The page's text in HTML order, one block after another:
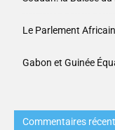
Le Parlement
Gabon et Guinée
Commentaires